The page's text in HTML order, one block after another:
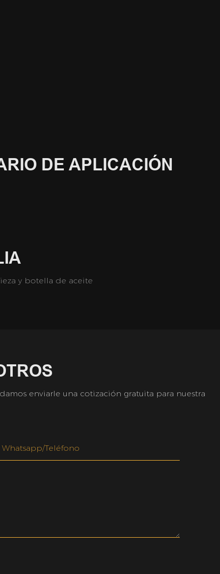
DE APLICACIÓN
y botella de aceite
enviarle una cotización gratuita para nuestra
Whatsapp/teléfono